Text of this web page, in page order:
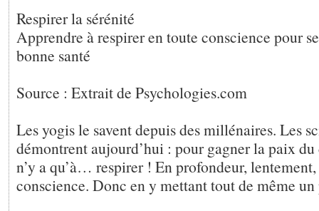
Respirer la sérénité
Apprendre à respirer en toute conscience pour
bonne santé
Source : Extrait de Psychologies.com
Les yogis le savent depuis des millénaires. Les
démontrent aujourd’hui : pour gagner la paix
n’y a qu’à… respirer ! En profondeur,
conscience. Donc en y mettant tout de même